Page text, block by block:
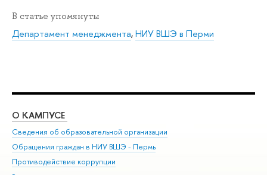
В статье упомянуты
Департамент менеджмента,НИУ ВШЭ в Перми
О КАМПУСЕ
Сведения об образовательной организации
Обращения граждан в НИУ ВШЭ - Пермь
Противодействие коррупции